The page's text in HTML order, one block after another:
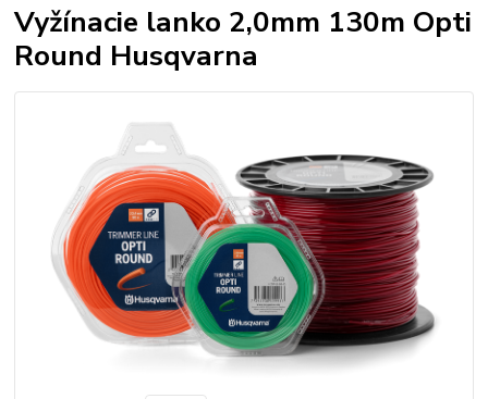
Vyžínacie lanko 2,0mm 130m Opti
Round Husqvarna